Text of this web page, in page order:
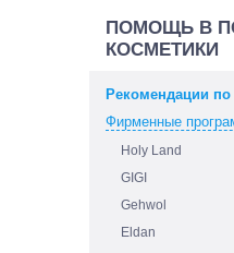
ПОМОЩЬ В
КОСМЕТИКИ
Рекомендации по
Фирменные
Holy Land
GIGI
Gehwol
Eldan